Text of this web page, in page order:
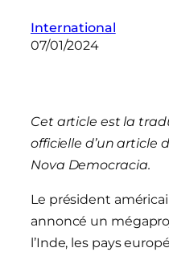
International
07/01/2024
Cet article est la
officielle d’un article
Nova Democracia.
Le président
annoncé un
l’Inde, les pays